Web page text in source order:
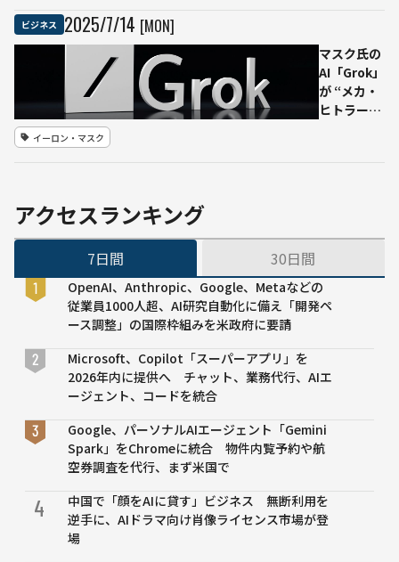
DeepMind
に移籍、契
約額は約
24億ドル
ビジネス 2025/7/14 [MON]
マスク氏の
AI「Grok」
が “メカ・
ヒトラー”
因を公表
イーロン・マスク
アクセスランキング
7日間 30日間
OpenAI、Anthropic、Google、Metaなどの
従業員1000人超、AI研究自動化に備え「開発ペ
ース調整」の国際枠組みを米政府に要請
Microsoft、Copilot「スーパーアプリ」を
2026年内に提供へ チャット、業務代行、AIエ
ージェント、コードを統合
Google、パーソナルAIエージェント「Gemini
Spark」をChromeに統合 物件内覧予約や航
空券調査を代行、まず米国で
4
中国で「顔をAIに貸す」ビジネス 無断利用を
逆手に、AIドラマ向け肖像ライセンス市場が登
場